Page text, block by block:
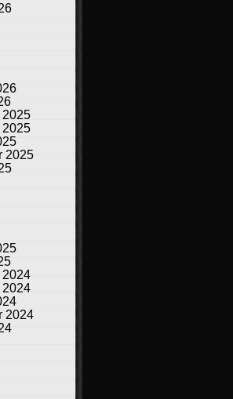
2025
2025
2025
2024
2024
2024